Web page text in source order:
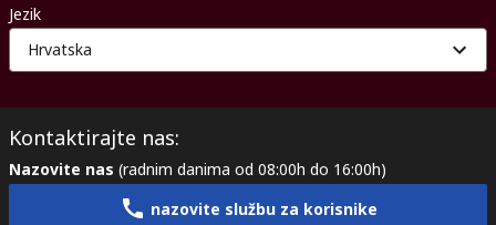
Jezik
Hrvatska
Kontaktirajte nas:
Nazovite nas (radnim danima od 08:00h do 16:00h)
nazovite službu za korisnike